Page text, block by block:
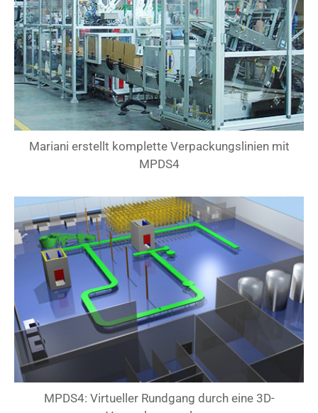
Mariani erstellt komplette Verpackungslinien mit
MPDS4
MPDS4: Virtueller Rundgang durch eine 3D-